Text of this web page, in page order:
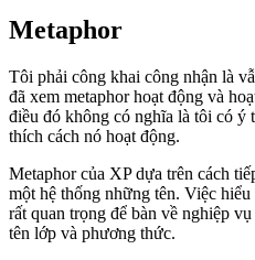
Metaphor
Tôi phải công khai công nhận là
đã xem metaphor hoạt động và
điều đó không có nghĩa là tôi có ý
thích cách nó hoạt động.
Metaphor của XP dựa trên cách
một hệ thống những tên. Việc
rất quan trọng để bàn về nghiệp
tên lớp và phương thức.